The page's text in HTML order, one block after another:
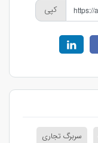
کپی
سربرگ تجاری